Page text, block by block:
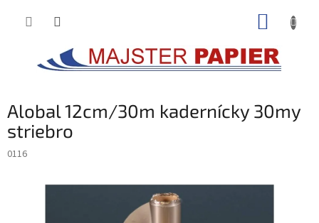
Alobal 12cm/30m kadernícky 30my
striebro
0116